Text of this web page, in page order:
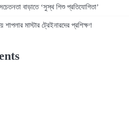
বাড়াতে ‘সুস্থ শিশু প্রতিযোগিতা’
শাপলার মাস্টার ট্রেইনারদের প্রশিক্ষণ